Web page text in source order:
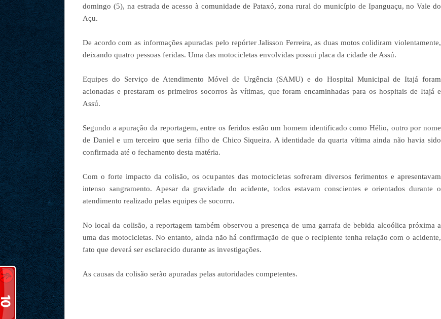
domingo (5), na estrada de acesso à comunidade de Pataxó, zona rural do município de Ipanguaçu, no Vale do
Açu.
De acordo com as informações apuradas pelo repórter Jalisson Ferreira, as duas motos colidiram violentamente,
deixando quatro pessoas feridas. Uma das motocicletas envolvidas possui placa da cidade de Assú.
Equipes do Serviço de Atendimento Móvel de Urgência (SAMU) e do Hospital Municipal de Itajá foram
acionadas e prestaram os primeiros socorros às vítimas, que foram encaminhadas para os hospitais de Itajá e
Assú.
Segundo a apuração da reportagem, entre os feridos estão um homem identificado como Hélio, outro por nome
de Daniel e um terceiro que seria filho de Chico Siqueira. A identidade da quarta vítima ainda não havia sido
confirmada até o fechamento desta matéria.
Com o forte impacto da colisão, os ocupantes das motocicletas sofreram diversos ferimentos e apresentavam
intenso sangramento. Apesar da gravidade do acidente, todos estavam conscientes e orientados durante o
atendimento realizado pelas equipes de socorro.
No local da colisão, a reportagem também observou a presença de uma garrafa de bebida alcoólica próxima a
uma das motocicletas. No entanto, ainda não há confirmação de que o recipiente tenha relação com o acidente,
fato que deverá ser esclarecido durante as investigações.
As causas da colisão serão apuradas pelas autoridades competentes.